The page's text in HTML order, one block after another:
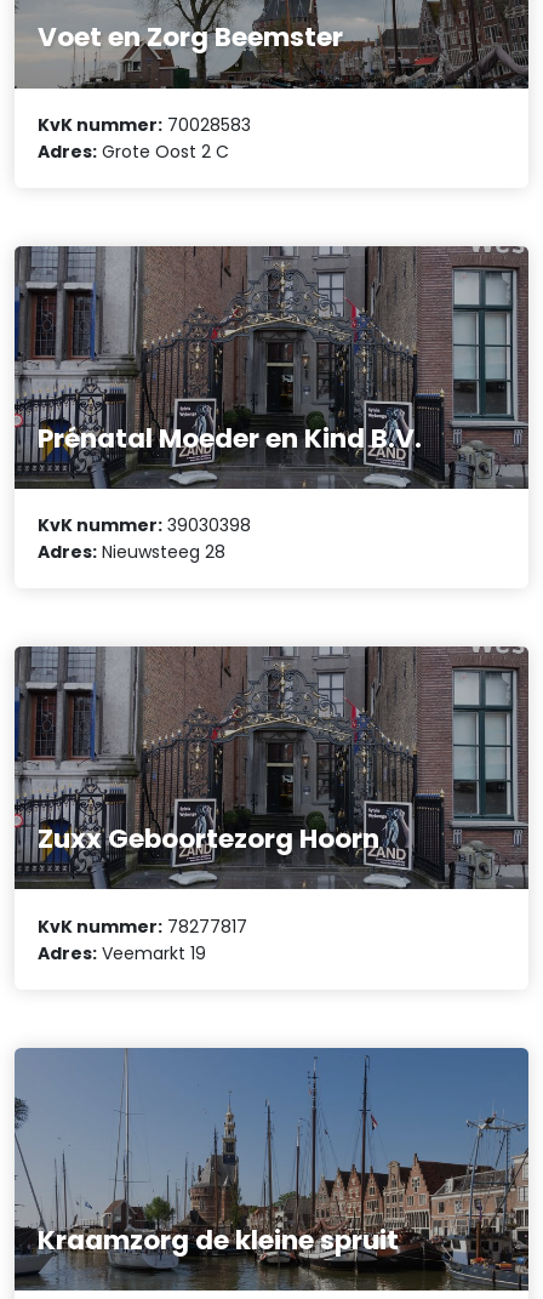
Voet en Zorg Beemster
KvK nummer: 70028583
Adres: Grote Oost 2 C
Prénatal Moeder en Kind B.V.
KvK nummer: 39030398
Adres: Nieuwsteeg 28
Zuxx Geboortezorg Hoorn
KvK nummer: 78277817
Adres: Veemarkt 19
Kraamzorg de kleine spruit